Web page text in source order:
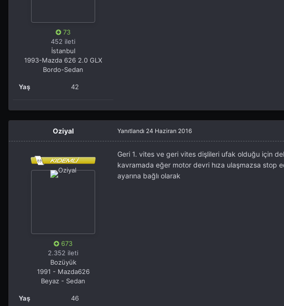
73
452 ileti
İstanbul
1993-Mazda 626 2.0 GLX
Bordo-Sedan
Yaş 42
Oziyal
673
2.352 ileti
Bozüyük
1991 - Mazda626
Beyaz - Sedan
Yaş 46
Yanıtlandı 24 Haziran 2016
Geri 1. vites ve geri vites dişlileri ufak olduğu için
kavramada eğer motor devri hıza ulaşmazsa stop
ayarına bağlı olarak